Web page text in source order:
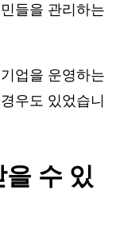
들을 관리하는
업을 운영하는
우도 있었습니
수 있